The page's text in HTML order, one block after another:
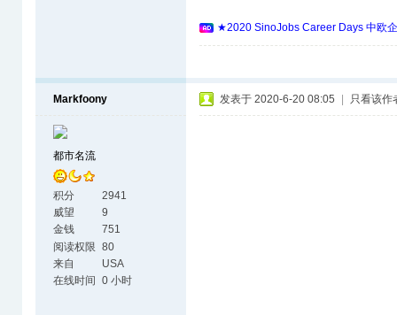
★2020 SinoJobs Career Days 中欧
Markfoony
都市名流
积分
2941
威望
9
金钱
751
阅读权限 80
来自
USA
在线时间
0 小时
发表于 2020-6-20 08:05 只看该作